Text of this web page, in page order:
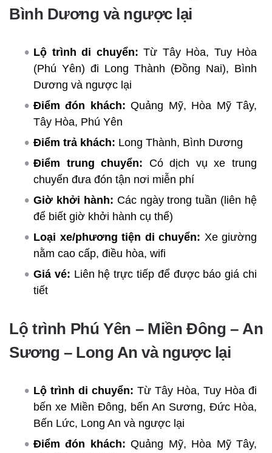
Bình Dương và ngược lại
Lộ trình di chuyển: Từ Tây Hòa, Tuy Hòa
(Phú Yên) đi Long Thành (Đồng Nai), Bình
Dương và ngược lại
Điểm đón khách: Quảng Mỹ, Hòa Mỹ Tây,
Tây Hòa, Phú Yên
Điểm trả khách: Long Thành, Bình Dương
Điểm trung chuyển: Có dịch vụ xe trung
chuyển đưa đón tận nơi miễn phí
Giờ khởi hành: Các ngày trong tuần (liên hệ
để biết giờ khởi hành cụ thể)
Loại xe/phương tiện di chuyển: Xe giường
nằm cao cấp, điều hòa, wifi
Giá vé: Liên hệ trực tiếp để được báo giá chi
tiết
Lộ trình Phú Yên – Miền Đông – An
Sương – Long An và ngược lại
Lộ trình di chuyển: Từ Tây Hòa, Tuy Hòa đi
bến xe Miền Đông, bến An Sương, Đức Hòa,
Bến Lức, Long An và ngược lại
Điểm đón khách: Quảng Mỹ, Hòa Mỹ Tây,